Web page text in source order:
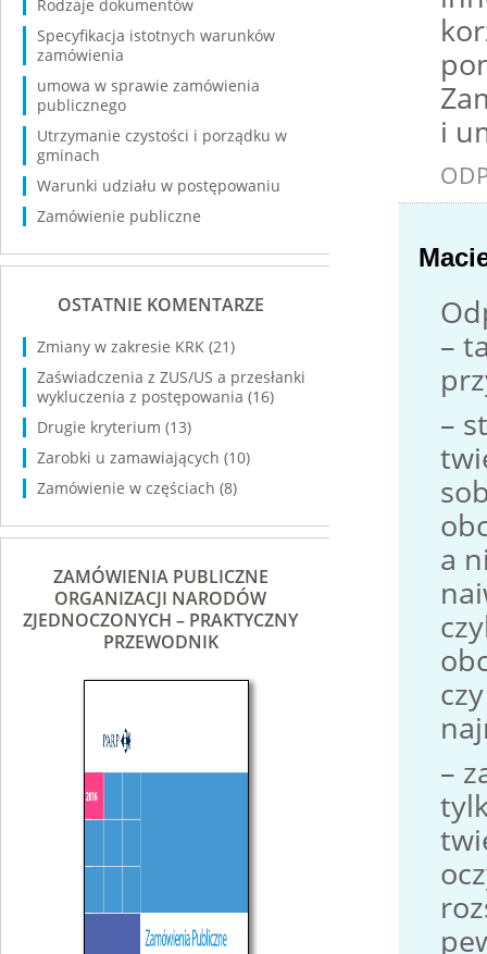
i
–
–
a
–
Rodzaje dokumentów
Specyfikacja istotnych warunków
zamówienia
umowa w sprawie zamówienia
publicznego
Utrzymanie czystości i porządku w
gminach
Warunki udziału w postępowaniu
Zamówienie publiczne
OSTATNIE KOMENTARZE
Zmiany w zakresie KRK (21)
Zaświadczenia z ZUS/US a przesłanki
wykluczenia z postępowania (16)
Drugie kryterium (13)
Zarobki u zamawiających (10)
Zamówienie w częściach (8)
ZAMÓWIENIA PUBLICZNE
ORGANIZACJI NARODÓW
ZJEDNOCZONYCH – PRAKTYCZNY
PRZEWODNIK